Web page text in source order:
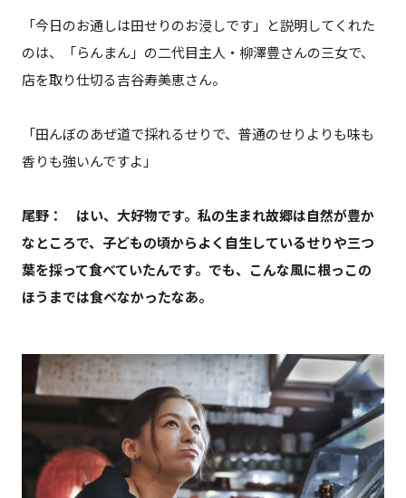
「今日のお通しは田せりのお浸しです」と説明してくれた
のは、「らんまん」の二代目主人・柳澤豊さんの三女で、
店を取り仕切る吉谷寿美恵さん。
「田んぼのあぜ道で採れるせりで、普通のせりよりも味も
香りも強いんですよ」
尾野： はい、大好物です。私の生まれ故郷は自然が豊か
なところで、子どもの頃からよく自生しているせりや三つ
葉を採って食べていたんです。でも、こんな風に根っこの
ほうまでは食べなかったなあ。